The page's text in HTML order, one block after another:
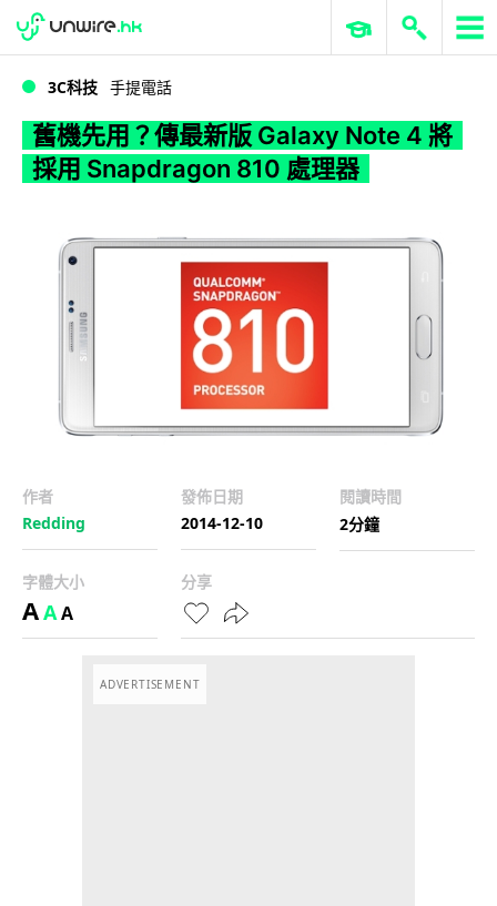
WWDC 2026 ERP 與商業 AI
3C科技 手提電話
舊機先用？傳最新版 Galaxy Note 4 將
採用 Snapdragon 810 處理器
作者
Redding
發佈日期
2014-12-10
閱讀時間
2分鐘
字體大小
AAA
分享
ADVERTISEMENT